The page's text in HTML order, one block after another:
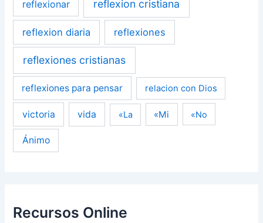
reflexionar reflexion cristiana
reflexion diaria reflexiones
reflexiones cristianas
reflexiones para pensar relacion con Dios
victoria vida «La «Mi «No
Ánimo
Recursos Online